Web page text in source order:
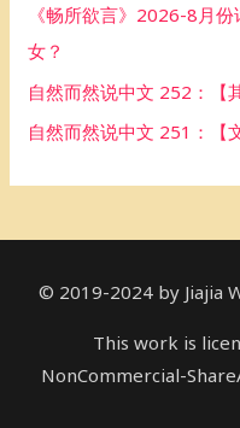
《畅所欲言》2026-8月
女？
自然而然说中文 252：【
自然而然说中文 251：
© 2019-2024 by Jiajia
This work is
NonCommercial-